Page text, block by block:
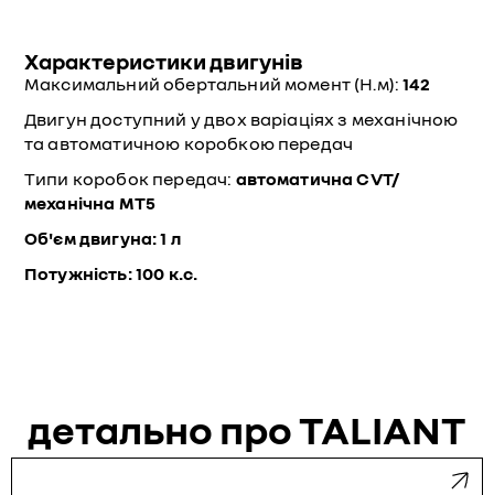
Характеристики двигунів
Максимальний обертальний момент (Н.м): 142
Двигун доступний у двох варіаціях з механічною
та автоматичною коробкою передач
Типи коробок передач: автоматична СVT/
механічна MT5
Об'єм двигуна:1 л
Потужність:100 к.с.
детально про TALIANT